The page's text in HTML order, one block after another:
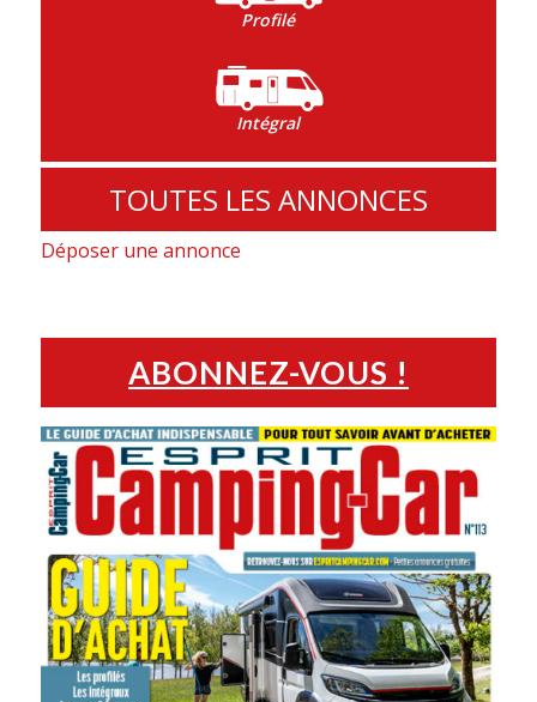
Profilé
Intégral
TOUTES LES ANNONCES
Déposer une annonce
ABONNEZ-VOUS !